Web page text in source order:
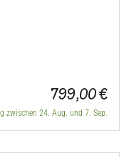
799,00 €
zwischen 24. Aug. und 7. Sep.